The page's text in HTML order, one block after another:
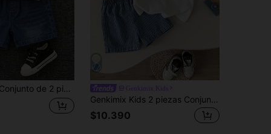
de pie, tela texturizada, rayas, bolsillos de mezclilla y patchwork, y pantalones cortos de mezclilla, casual, cómodo y versátil, adecuado para verano, salidas, viajes y vacaciones
Genkimix Kids 2 piezas Conjunto casual de primavera/verano para niño pequeño: Blusa de cuello redondo de manga corta con bolsillo y rayas verticales de mezclilla lavada, combinada con pantalones cortos elásticos de cintura con rayas verticales. Excelente artesanía de lavado de mezclilla, estilo simple y versátil, adecuado para uso diario casual de niños de 4 a 7 años
$10.390